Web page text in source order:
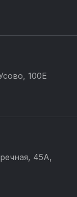
100Е
45А,